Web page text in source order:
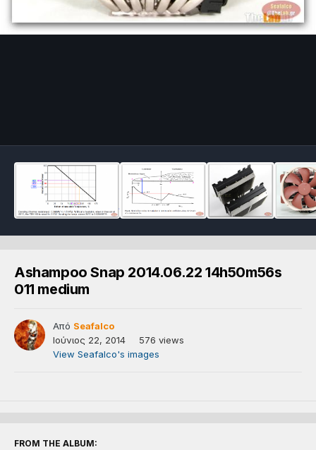
Ashampoo Snap 2014.06.22 14h50m56s
011 medium
Από Seafalco
Ιούνιος 22, 2014
576 views
View Seafalco's images
FROM THE ALBUM: